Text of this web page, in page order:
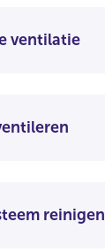
ventilatie
reinigen